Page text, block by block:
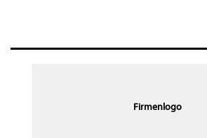
Firmenlogo